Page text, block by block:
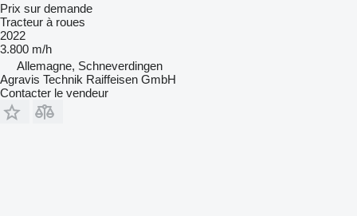
Prix sur demande
Tracteur à roues
2022
3.800 m/h
Allemagne, Schneverdingen
Agravis Technik Raiffeisen GmbH
Contacter le vendeur